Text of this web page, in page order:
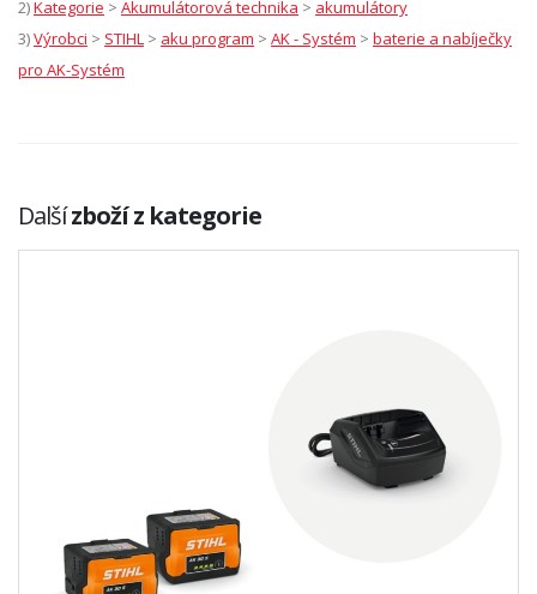
2)Kategorie > Akumulátorová technika > akumulátory
3)Výrobci > STIHL > aku program > AK - Systém > baterie a nabíječky
pro AK-Systém
Dalšízboží z kategorie